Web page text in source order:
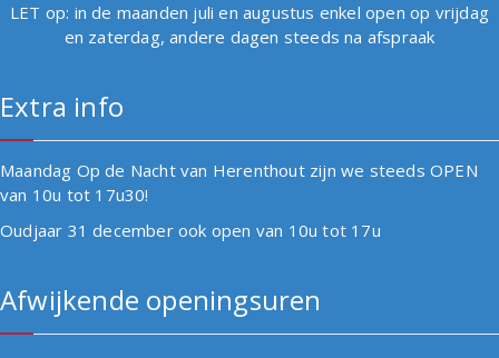
LET op: in de maanden juli en augustus enkel open op vrijdag
en zaterdag, andere dagen steeds na afspraak
Extra info
Maandag Op de Nacht van Herenthout zijn we steeds OPEN
van 10u tot 17u30!
Oudjaar 31 december ook open van 10u tot 17u
Afwijkende openingsuren